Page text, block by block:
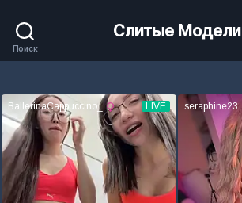
Поиск
Слитые Модели